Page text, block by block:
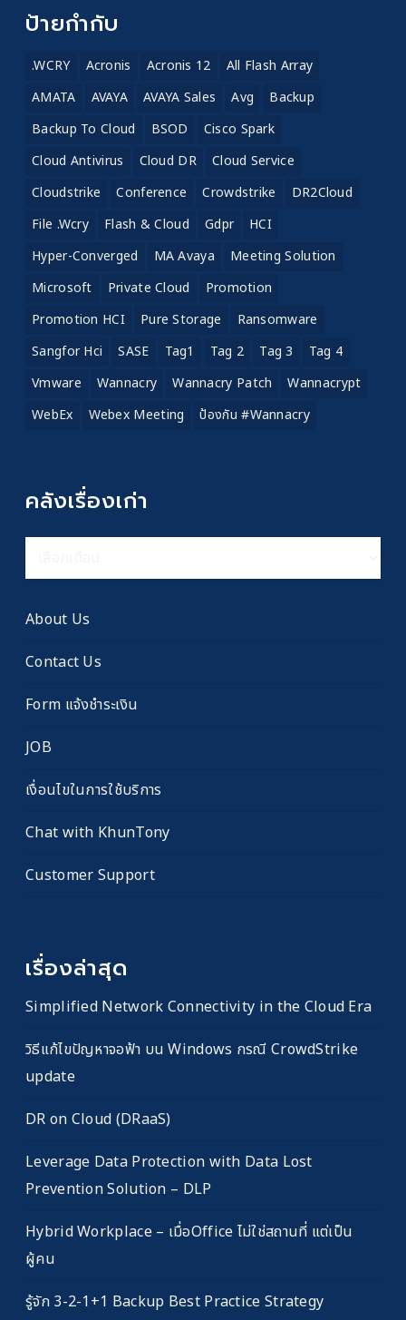
ป้ายกำกับ
.WCRY Acronis Acronis 12
All Flash Array
AMATA
AVAYA AVAYA Sales Avg
Backup
Backup To Cloud
BSOD
Cisco Spark
Cloud Antivirus
Cloud DR
Cloud Service
Cloudstrike
Conference Crowdstrike
DR2Cloud
File .wcry
Flash & Cloud Gdpr
HCI
Hyper-Converged
MA Avaya
Meeting Solution
Microsoft
Private Cloud
Promotion
Promotion HCI
Pure Storage
Ransomware
Sangfor Hci
SASE Tag1 Tag 2 Tag 3
Tag 4
Vmware
Wannacry Wannacry Patch
Wannacrypt
WebEx
Webex Meeting ป้องกัน #wannacry
คลังเรื่องเก่า
เรื่อง
About Us
Contact Us
Form แจ้งชำระเงิน
JOB
เงื่อนไขในการใช้บริการ
Chat with KhunTony
Customer Support
เรื่องล่าสุด
Simplified Network Connectivity in the Cloud Era
วิธีแก้ไขปัญหาจอฟ้า บน Windows กรณี CrowdStrike
update
DR on Cloud (DRaaS)
Leverage Data Protection with Data Lost
Prevention Solution – DLP
Hybrid Workplace – เมื่อOffice ไม่ใช่สถานที่ แต่เป็น
ผู้คน
รู้จัก 3-2-1+1 Backup Best Practice Strategy